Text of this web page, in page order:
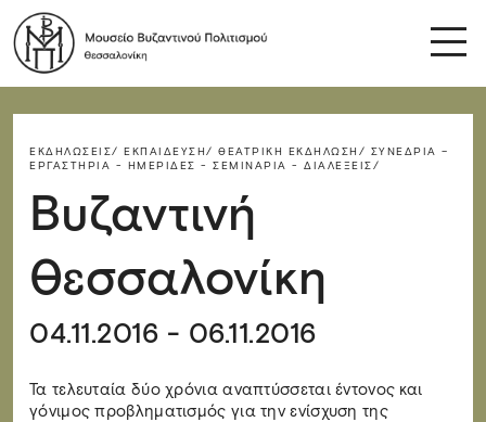
ΕΚΔΗΛΏΣΕΙΣ/ ΕΚΠΑΊΔΕΥΣΗ/ ΘΕΑΤΡΙΚΉ ΕΚΔΉΛΩΣΗ/ ΣΥΝΈΔΡΙΑ –
ΕΡΓΑΣΤΉΡΙΑ - ΗΜΕΡΊΔΕΣ - ΣΕΜΙΝΆΡΙΑ - ΔΙΑΛΈΞΕΙΣ/
Βυζαντινή
Θεσσαλονίκη
04.11.2016 - 06.11.2016
Τα τελευταία δύο χρόνια αναπτύσσεται έντονος και
γόνιμος προβληματισμός για την ενίσχυση της